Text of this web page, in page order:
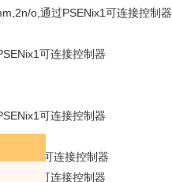
o,通过PSENix1可连接控制器
可连接控制器
可连接控制器
可连接控制器
可连接控制器